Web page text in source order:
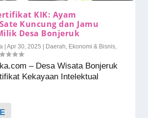
KIK: Ayam
Kuncung dan Jamu
Desa Bonjeruk
|Apr 30, 2025 Daerah, Ekonomi & Bisnis,
– Desa Wisata Bonjeruk
Kekayaan Intelektual